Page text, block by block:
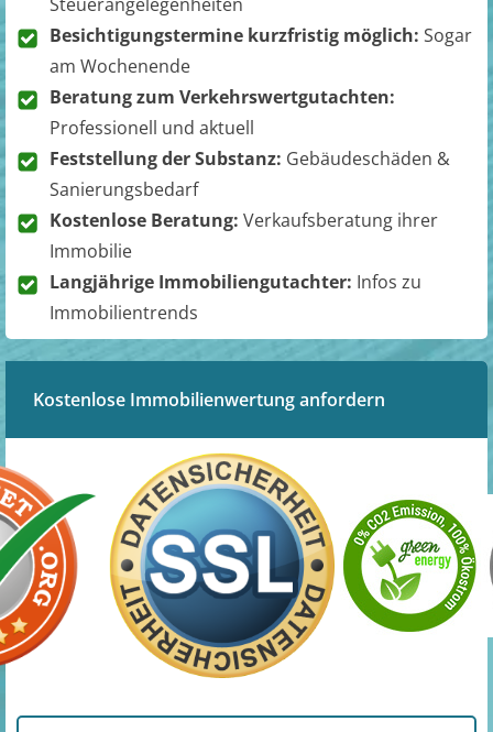
Besichtigungstermine kurzfristig möglich: Sogar
am Wochenende
Beratung zum Verkehrswertgutachten:
Professionell und aktuell
Feststellung der Substanz: Gebäudeschäden &
Sanierungsbedarf
Kostenlose Beratung: Verkaufsberatung ihrer
Immobilie
Langjährige Immobiliengutachter: Infos zu
Immobilientrends
Kostenlose Immobilienwertung anfordern